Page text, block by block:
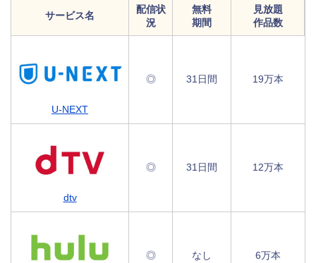
サービス名
配信状
況
無料
期間
見放題
作品数
U-NEXT
◎ 31日間 19万本
dtv
◎ 31日間 12万本
◎ なし 6万本